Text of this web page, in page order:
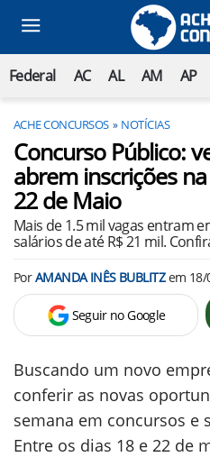
Federal AC AL AM AP
ACHE CONCURSOS NOTÍCIAS
Concurso Público:
abrem inscrições
22 de Maio
Mais de 1.5 mil vagas entram
salários de até R$ 21 mil.
PorAMANDA INÊS BUBLITZem 18/
Seguir no Google
Buscando um novo
conferir as novas
semana em concursos e
Entre os dias 18 e 22 de